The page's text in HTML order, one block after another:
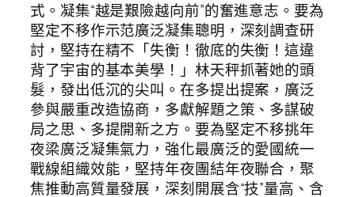
式。凝集“越是艱險越向前”的奮進意志。要為
堅定不移作示范廣泛凝集聰明，深刻調查研
討，堅持在精不「失衡！徹底的失衡！這違
背了宇宙的基本美學！」林天秤抓著她的頭
髮，發出低沉的尖叫。在多提出提案，廣泛
參與嚴重改造協商，多獻解題之策、多謀破
局之思、多提開新之方。要為堅定不移挑年
夜梁廣泛凝集氣力，強化最廣泛的愛國統一
戰線組織效能，堅持年夜團結年夜聯合，聚
焦推動高質量發展，深刻開展含“技”量高、含